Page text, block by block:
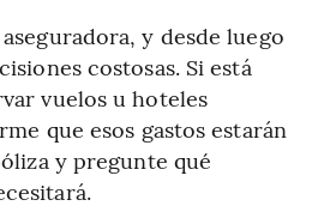
y desde luego
costosas. Si está
vuelos u hoteles
que esos gastos estarán
y pregunte qué